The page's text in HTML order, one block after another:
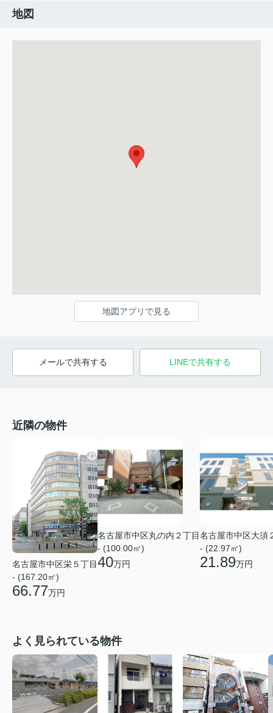
地図
地図アプリで見る
メールで共有する LINEで共有する
近隣の物件
名古屋市中区栄５丁目
- (167.20㎡)
66.77万円
名古屋市中区丸の内２丁目
- (100.00㎡)
40万円
名古屋市中区大須
- (22.97㎡)
21.89万円
よく見られている物件